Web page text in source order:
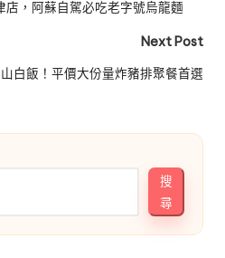
，阿蘇自駕必吃老字號烏龍麵
Next Post
白飯！平價大份量炸豬排聚餐首選
搜
尋